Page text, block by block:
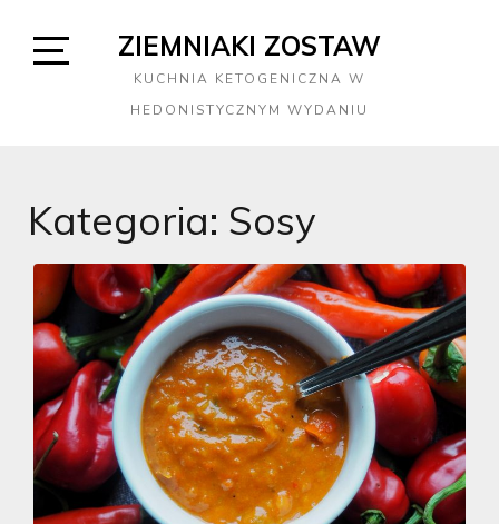
ZIEMNIAKI ZOSTAW
KUCHNIA KETOGENICZNA W
HEDONISTYCZNYM WYDANIU
Kategoria: Sosy